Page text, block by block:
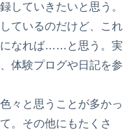
していきたいと思う。
ているのだけど、これ
になれば……と思う。実
体験プログや日記を参
々と思うことが多かっ
。その他にもたくさ